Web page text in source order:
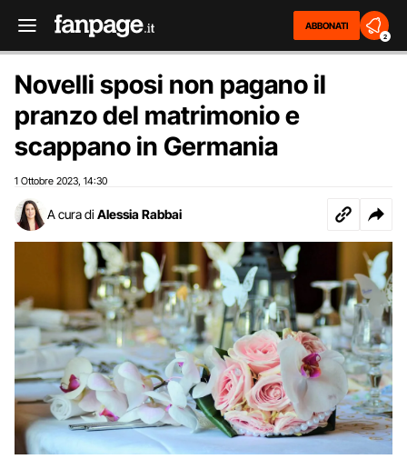
ABBONATI
2
Novelli sposi non pagano il
pranzo del matrimonio e
scappano in Germania
1 Ottobre 2023 14:30
A cura di Alessia Rabbai